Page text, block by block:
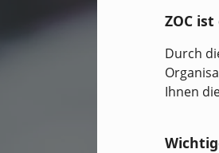
ZOC ist
Durch
Ihnen